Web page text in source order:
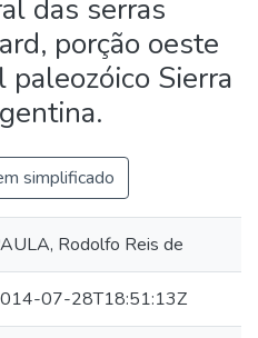
das serras
porção oeste
Sierra
simplificado
Rodolfo Reis de
07-28T18:51:13Z